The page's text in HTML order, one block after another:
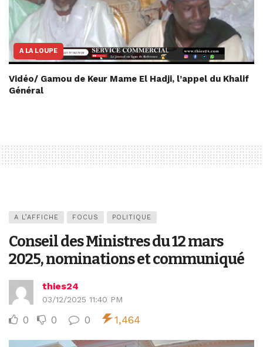
A LA LOUPE
Vidéo/ Gamou de Keur Mame El Hadji, l’appel du Khalif
Général
A L’AFFICHE FOCUS POLITIQUE
Conseil des Ministres du 12 mars
2025, nominations et communiqué
thies24
03/12/2025 11:40 PM
0 0 0 1,464